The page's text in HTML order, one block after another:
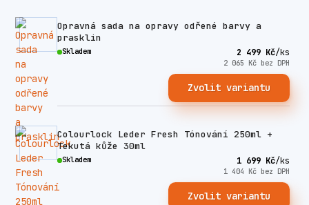
Opravná sada na opravy odřené barvy a
prasklin
2 499 Kč/ks
2 065 Kč bez DPH
Skladem
Zvolit variantu
Colourlock Leder Fresh Tónování 250ml +
Tekutá kůže 30ml
1 699 Kč/ks
1 404 Kč bez DPH
Skladem
Zvolit variantu